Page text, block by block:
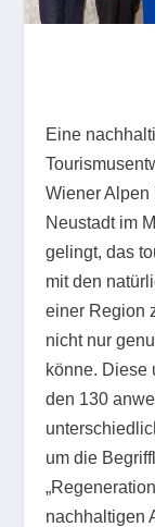
Eine
Wiener Alpen
Neustadt im
gelingt, das
mit den
einer Region
nicht nur
könne. Diese
den 130
um die
nachhaltigen